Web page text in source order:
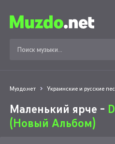
Муздо.нет Украинские и русские
Маленький ярче -
(Новый Альбом)